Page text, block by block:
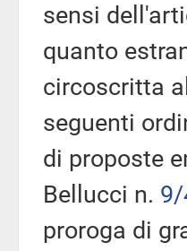
sensi
quanto
circoscritta
seguenti
di proposte
Bellucci n.
proroga di